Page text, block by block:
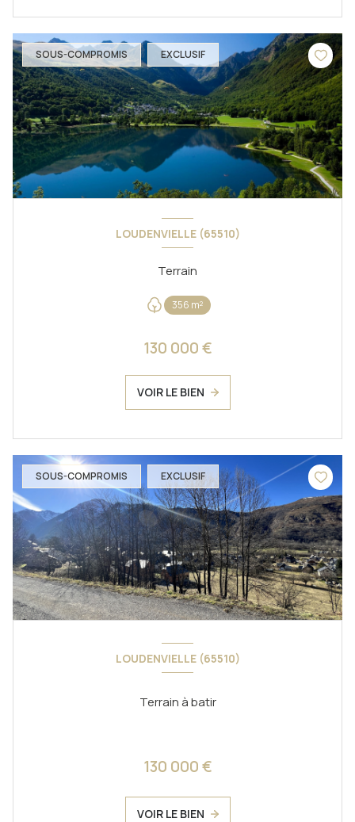
SOUS-COMPROMIS EXCLUSIF
LOUDENVIELLE (65510)
Terrain
356 m²
130 000 €
VOIR LE BIEN
SOUS-COMPROMIS EXCLUSIF
LOUDENVIELLE (65510)
Terrain à batir
130 000 €
VOIR LE BIEN